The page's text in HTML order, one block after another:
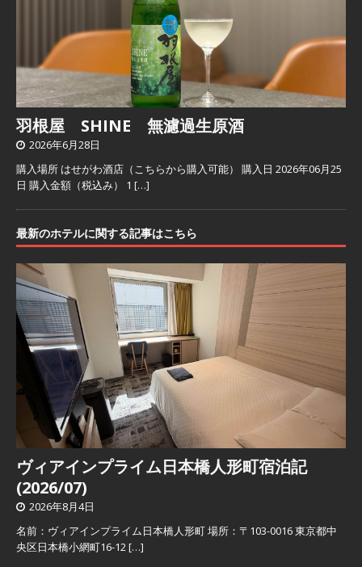
羽根屋 SHINE 無濾過生原酒
2026年6月28日
購入場所 はせがわ酒店（こちらから購入可能） 購入日 2026年06月25
日 購入金額（税込み） 1 […]
最新のホテルに関する記事はこちら
ヴィアインプライム日本橋人形町宿泊記
(2026/07)
2026年8月4日
名前：ヴィアインプライム日本橋人形町 場所：〒103-0016 東京都中
央区日本橋小網町16-12[…]